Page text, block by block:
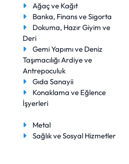
Ağaç ve Kağıt
Banka, Finans ve Sigorta
Dokuma, Hazır Giyim ve
Deri
Gemi Yapımı ve Deniz
Taşımacılığı Ardiye ve
Antrepoculuk
Gıda Sanayii
Konaklama ve Eğlence
İşyerleri
Metal
Sağlık ve Sosyal Hizmetler